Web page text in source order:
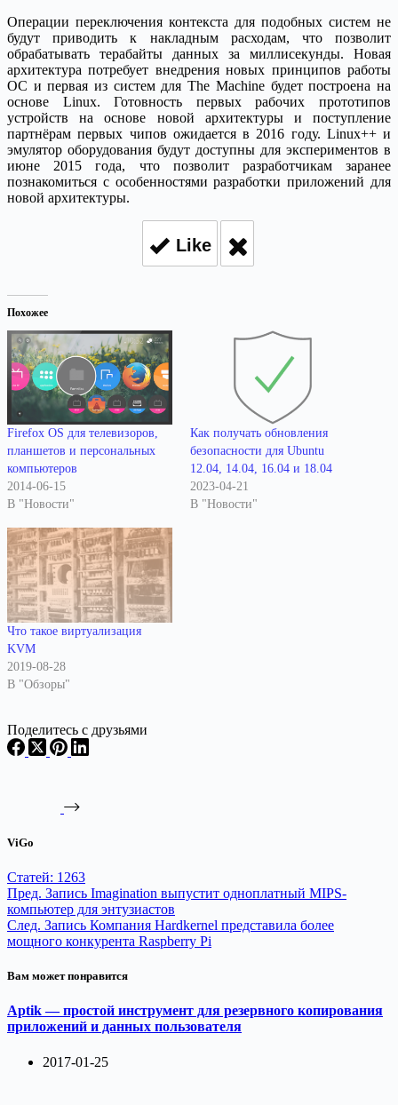
Операции переключения контекста для подобных систем не
будут приводить к накладным расходам, что позволит
обрабатывать терабайты данных за миллисекунды. Новая
архитектура потребует внедрения новых принципов работы
ОС и первая из систем для The Machine будет построена на
основе Linux. Готовность первых рабочих прототипов
устройств на основе новой архитектуры и поступление
партнёрам первых чипов ожидается в 2016 году. Linux++ и
эмулятор оборудования будут доступны для экспериментов в
июне 2015 года, что позволит разработчикам заранее
познакомиться с особенностями разработки приложений для
новой архитектуры.
Like
Похожее
Firefox OS для телевизоров,
планшетов и персональных
компьютеров
2014-06-15
В "Новости"
Как получать обновления
безопасности для Ubuntu
12.04, 14.04, 16.04 и 18.04
2023-04-21
В "Новости"
Что такое виртуализация
KVM
2019-08-28
В "Обзоры"
Поделитесь с друзьями
ViGo
Статей: 1263
Пред. Запись Imagination выпустит одноплатный MIPS-
компьютер для энтузиастов
След. Запись Компания Hardkernel представила более
мощного конкурента Raspberry Pi
Вам может понравится
Aptik — простой инструмент для резервного копирования
приложений и данных пользователя
2017-01-25